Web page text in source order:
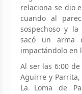
relaciona se dio
cuando al
sospechoso y
sacó un arma
impactándolo en
Al ser las 6:00
Aguirre y Parrita,
La Loma de